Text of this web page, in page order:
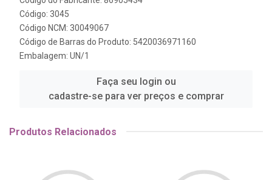
Código: 3045
Código NCM: 30049067
Código de Barras do Produto: 5420036971160
Embalagem: UN/1
Faça seu login ou
cadastre-se para ver preços e comprar
Produtos Relacionados